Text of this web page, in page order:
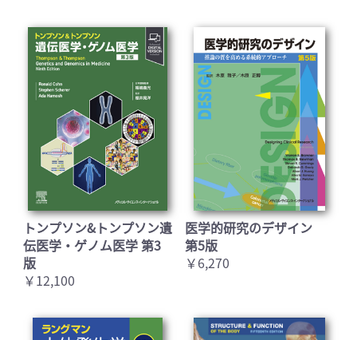
カートへ進む
トンプソン&トンプソン遺
伝医学・ゲノム医学 第3
版
￥12,100
医学的研究のデザイン
第5版
￥6,270